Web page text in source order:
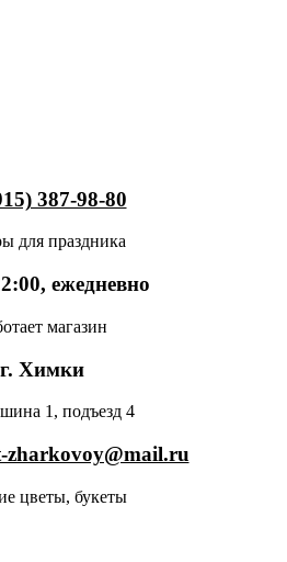
387-98-80
для праздника
ежедневно
магазин
г. Химки
1, подъезд 4
zharkovoy@mail.ru
цветы, букеты